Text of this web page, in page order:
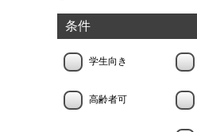
条件
学生向き
高齢者可